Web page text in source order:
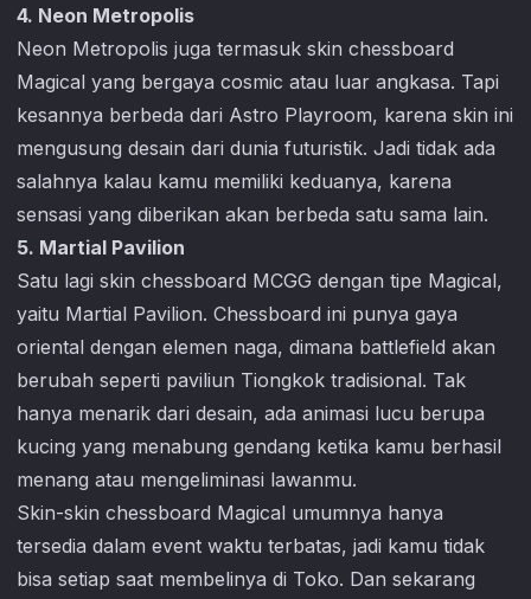
4. Neon Metropolis
Neon Metropolis juga termasuk skin chessboard
Magical yang bergaya cosmic atau luar angkasa. Tapi
kesannya berbeda dari Astro Playroom, karena skin ini
mengusung desain dari dunia futuristik. Jadi tidak ada
salahnya kalau kamu memiliki keduanya, karena
sensasi yang diberikan akan berbeda satu sama lain.
5. Martial Pavilion
Satu lagi skin chessboard MCGG dengan tipe Magical,
yaitu Martial Pavilion. Chessboard ini punya gaya
oriental dengan elemen naga, dimana battlefield akan
berubah seperti paviliun Tiongkok tradisional. Tak
hanya menarik dari desain, ada animasi lucu berupa
kucing yang menabung gendang ketika kamu berhasil
menang atau mengeliminasi lawanmu.
Skin-skin chessboard Magical umumnya hanya
tersedia dalam event waktu terbatas, jadi kamu tidak
bisa setiap saat membelinya di Toko. Dan sekarang